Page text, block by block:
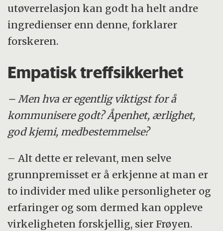
utøverrelasjon kan godt ha helt andre
ingredienser enn denne, forklarer
forskeren.
Empatisk treffsikkerhet
– Men hva er egentlig viktigst for å
kommunisere godt? Åpenhet, ærlighet,
god kjemi, medbestemmelse?
– Alt dette er relevant, men selve
grunnpremisset er å erkjenne at man er
to individer med ulike personligheter og
erfaringer og som dermed kan oppleve
virkeligheten forskjellig, sier Frøyen.